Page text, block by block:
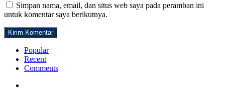
Simpan nama, email, dan situs web saya pada peramban ini
untuk komentar saya berikutnya.
Popular
Recent
Comments